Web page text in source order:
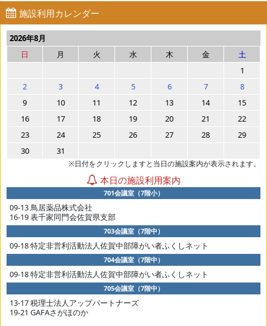
施設利用カレンダー
2026年8月
日
月 火 水 木 金
土
1
2
3 4 5 6 7
8
9
10 11 12 13 14
15
16
17 18 19 20 21
22
23
24 25 26 27 28
29
30
31
※日付をクリックしますと当日の施設案内が表示されます。
本日の施設利用案内
701会議室（7階小）
09-13 鳥居薬品株式会社
16-19 表千家同門会佐賀県支部
703会議室（7階中）
09-18 特定非営利活動法人佐賀中部障がい者ふくしネット
704会議室（7階中）
09-18 特定非営利活動法人佐賀中部障がい者ふくしネット
705会議室（7階中）
13-17 税理士法人アップパートナーズ
19-21 GAFAさがほのか